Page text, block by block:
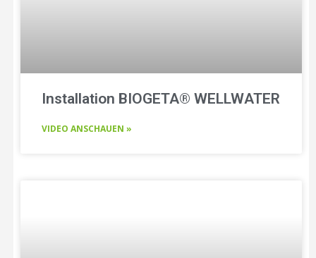
Installation BIOGETA® WELLWATER
VIDEO ANSCHAUEN »